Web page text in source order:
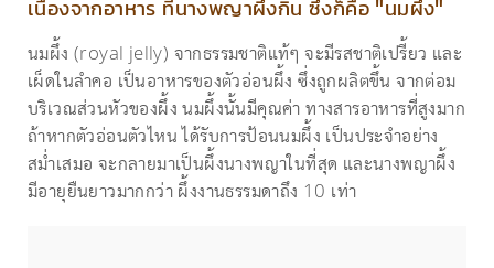
เนื่องจากอาหาร ที่นางพญาผึ้งกิน ซึ่งก็คือ "นมผึ้ง"
นมผึ้ง (royal jelly) จากธรรมชาติแท้ๆ จะมีรสชาติเปรี้ยว และ
เผ็ดในลำคอ เป็นอาหารของตัวอ่อนผึ้ง ซึ่งถูกผลิตขึ้น จากต่อม
บริเวณส่วนหัวของผึ้ง นมผึ้งนั้นมีคุณค่า ทางสารอาหารที่สูงมาก
ถ้าหากตัวอ่อนตัวไหน ได้รับการป้อนนมผึ้ง เป็นประจำอย่าง
สม่ำเสมอ จะกลายมาเป็นผึ้งนางพญาในที่สุด และนางพญาผึ้ง
มีอายุยืนยาวมากกว่า ผึ้งงานธรรมดาถึง 10 เท่า